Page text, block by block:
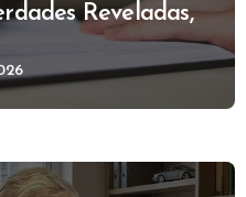
Reveladas,